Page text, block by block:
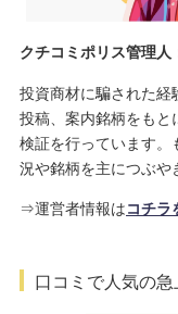
クチコミポリス管理人
投資商材に騙された経
投稿、案内銘柄をも
検証を行っています
況や銘柄を主につぶや
⇒運営者情報はコチラ
口コミで人気の急